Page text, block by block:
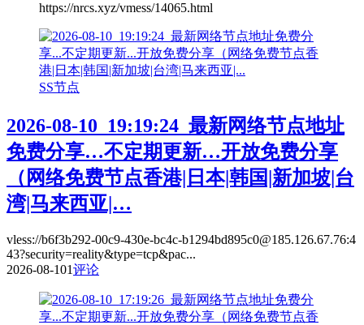
https://nrcs.xyz/vmess/14065.html
SS节点
2026-08-10_19:19:24_最新网络节点地址
免费分享…不定期更新…开放免费分享
（网络免费节点香港|日本|韩国|新加坡|台
湾|马来西亚|…
vless://b6f3b292-00c9-430e-bc4c-b1294bd895c0@185.126.67.76:4
43?security=reality&type=tcp&pac...
2026-08-101评论